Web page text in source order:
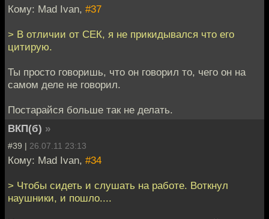
Кому: Mad Ivan, #37
> В отличии от СЕК, я не прикидывался что его
цитирую.
Ты просто говоришь, что он говорил то, чего он на
самом деле не говорил.
Постарайся больше так не делать.
ВКП(б) »
#39 | 26.07.11 23:13
Кому: Mad Ivan, #34
> Чтобы сидеть и слушать на работе. Воткнул
наушники, и пошло....